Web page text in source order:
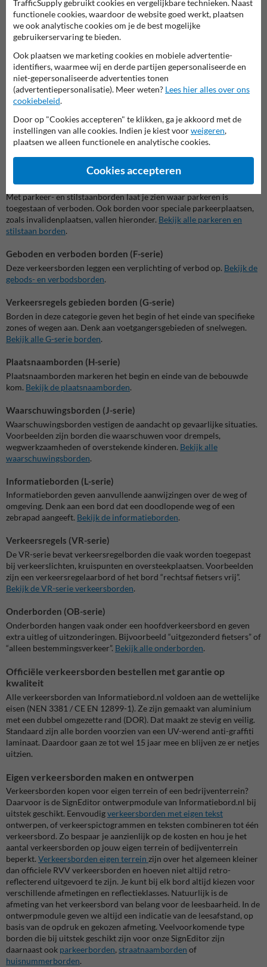
Parkeerbewegwijzering (BW-serie)
Parkeerbewegwijzering helpt bestuurders snel een parkeerplaats of
parkeergarage te vinden. Deze borden geven richting en locatie
duidelijk aan.Bekijk de categorie parkeerbewegwijzering
Geslotenverklaringen (C-serie)
Geslotenverklaringen maken duidelijk welke weggebruikers een weg
of gebied niet mogen betreden. Denk aan “verboden in te rijden” of
een bord dat vrachtwagens weert.
Rijrichtingen (D-serie)
Rijrichtingsborden geven een verplichte rijrichting aan, bijvoorbeeld
bij rotondes of eenrichtingswegen. Ze zorgen voor orde en
doorstroming in het verkeer.Bekijk de rijrichting borden.
Parkeren en stilstaan borden (E-serie)
Met parkeer- en stilstaanborden laat je zien waar parkeren is
toegestaan of verboden. Ook borden voor speciale parkeerplaatsen,
zoals invalidenplaatsen, vallen hieronder. Bekijk alle parkeren en
stilstaan borden.
Geboden en verboden borden (F-serie)
Deze verkeersborden leggen een verplichting of verbod op. Bekijk de
gebods- en verbodsborden.
Verkeersregels gebieden borden (G-serie)
Borden in deze categorie geven het begin of het einde van specifieke
zones of wegen aan. Denk aan voetgangersgebieden of snelwegen.
Bekijk alle G-serie borden.
Plaatsnaamborden (H-serie)
Plaatsnaamborden markeren het begin en einde van de bebouwde
kom. Bekijk de plaatsnaamborden.
Waarschuwingsborden (J-serie)
Waarschuwingsborden vestigen de aandacht op gevaarlijke situaties.
Voorbeelden zijn borden die waarschuwen voor drempels,
wegwerkzaamheden of overstekende kinderen. Bekijk alle
waarschuwingsborden.
Informatieborden (L-serie)
Informatieborden geven aanvullende aanwijzingen over de weg of
omgeving. Denk aan een bord dat een doodlopende weg of een
zebrapad aangeeft. Bekijk de informatieborden.
Verkeersregels (VR-serie)
De VR-serie bevat verkeersregelborden die vaak worden toegepast
bij verkeerslichten, kruispunten en oversteekplaatsen. Voorbeelden
zijn een verkeersregelaarbord of het bord “rechtsaf fietsers vrij”.
Bekijk de VR-serie verkeersborden.
Onderborden (OB-serie)
Onderborden hangen vaak onder een hoofdverkeersbord en geven
extra uitleg of uitzonderingen. Bijvoorbeeld “uitgezonderd fietsers” of
“alleen bestemmingsverkeer”. Bekijk alle onderborden.
Officiële verkeersborden bestellen met garantie op
kwaliteit
Alle verkeersborden van Informatiebord.nl voldoen aan de wettelijke
eisen (NEN 3381 / CE EN 12899-1). Ze zijn gemaakt van aluminium
met een dubbel omgezette rand (DOR). Dat maakt ze stevig en veilig.
Standaard zijn alle borden voorzien van een UV-werend anti-graffiti
laminaat. Daardoor gaan ze tot wel 15 jaar mee en blijven ze er netjes
uitzien.
Eigen verkeersborden maken en ontwerpen
Verkeersborden kopen voor eigen terrein of een bedrijventerrein?
Daarvoor is de SignEditor ontwerpmodule van Informatiebord.nl bij
uitstek geschikt. Eenvoudigverkeersborden met eigen tekst
ontwerpen, of verkeerspictogrammen en teksten combineren tot één
verkeersbord. Zo bespaar je aanzienlijk op de kosten en hou je het
aantal verkeersborden op jouw eigen terrein of bedijventerrein
beperkt. Verkeersborden eigen terrein zijn over het algemeen kleiner
dan officiele RVV verkeersborden en hoeven niet altijd retro-
reflecterend uitgevoerd te zijn. Je kunt bij elk bord altijd kiezen voor
verschillende afmetingen en reflectieklasses. Natuurlijk is de
afmeting van het verkeersbord van belang voor de leesbaarheid. In de
ontwerpmodule geven we altijd een indicatie van de leesafstand, op
basis van de opdruk en gekozen afmeting. Veelvoorkomende type
borden die bij uitstek geschikt zijn voor onze SignEditor zijn
daarnaast ook parkeerborden,straatnaamborden of
huisnummerborden.
TrafficSupply gebruikt cookies en vergelijkbare technieken. Naast
functionele cookies, waardoor de website goed werkt, plaatsen
we ook analytische cookies om je de best mogelijke
gebruikerservaring te bieden.
Ook plaatsen we marketing cookies en mobiele advertentie-
identifiers, waarmee wij en derde partijen gepersonaliseerde en
niet-gepersonaliseerde advertenties tonen
(advertentiepersonalisatie). Meer weten? Lees hier alles over ons
cookiebeleid.
Door op "Cookies accepteren" te klikken, ga je akkoord met de
instellingen van alle cookies. Indien je kiest voorweigeren,
plaatsen we alleen functionele en analytische cookies.
Cookies accepteren